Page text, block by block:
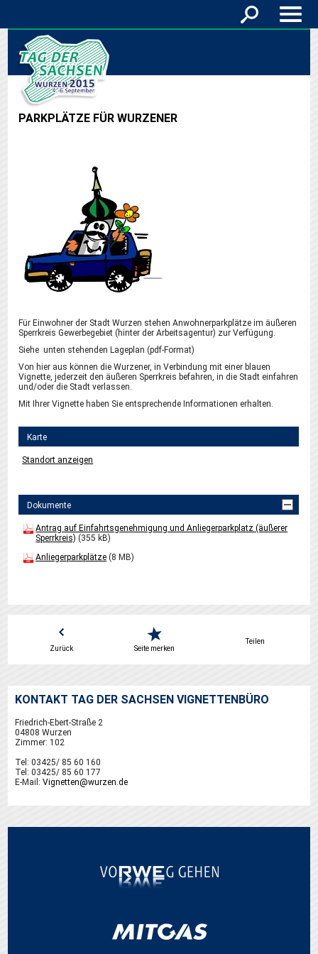
PARKPLÄTZE FÜR WURZENER
Für Einwohner der Stadt Wurzen stehen Anwohnerparkplätze im äußeren
Sperrkreis Gewerbegebiet (hinter der Arbeitsagentur) zur Verfügung.
Siehe unten stehenden Lageplan (pdf-Format)
Von hier aus können die Wurzener, in Verbindung mit einer blauen
Vignette, jederzeit den äußeren Sperrkreis befahren, in die Stadt einfahren
und/oder die Stadt verlassen.
Mit Ihrer Vignette haben Sie entsprechende Informationen erhalten.
Karte
Standort anzeigen
Dokumente
Antrag auf Einfahrtsgenehmigung und Anliegerparkplatz (äußerer
Sperrkreis) (355 kB)
Anliegerparkplätze (8 MB)
Zurück Seite merken
Teilen
KONTAKT TAG DER SACHSEN VIGNETTENBÜRO
Friedrich-Ebert-Straße 2
04808 Wurzen
Zimmer: 102
Tel: 03425/ 85 60 160
Tel: 03425/ 85 60 177
E-Mail:Vignetten@wurzen.de